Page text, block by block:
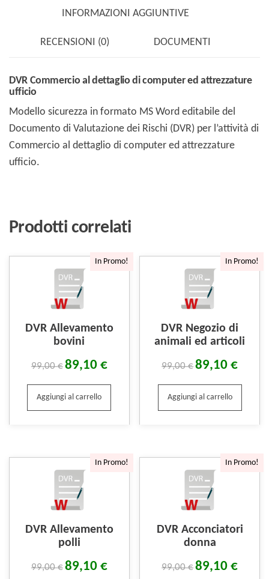
INFORMAZIONI AGGIUNTIVE
RECENSIONI (0) DOCUMENTI
DVR Commercio al dettaglio di computer ed attrezzature
ufficio
Modello sicurezza in formato MS Word editabile del
Documento di Valutazione dei Rischi (DVR) per l’attività di
Commercio al dettaglio di computer ed attrezzature
ufficio.
Prodotti correlati
In Promo!
DVR Allevamento
bovini
99,00€89,10 €
Aggiungi al carrello
In Promo!
DVR Negozio di
animali ed articoli
99,00€89,10€
Aggiungi al carrello
In Promo!
DVR Allevamento
polli
99,00€89,10 €
In Promo!
DVR Acconciatori
donna
99,00€89,10€